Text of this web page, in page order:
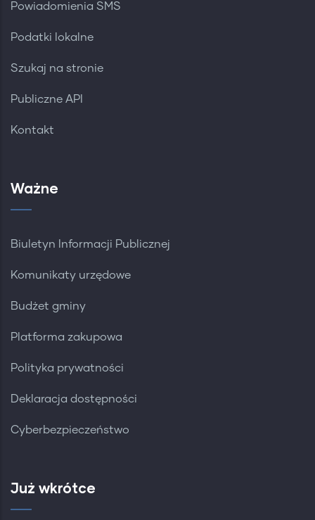
Powiadomienia SMS
Podatki lokalne
Szukaj na stronie
Publiczne API
Kontakt
Ważne
Biuletyn Informacji Publicznej
Komunikaty urzędowe
Budżet gminy
Platforma zakupowa
Polityka prywatności
Deklaracja dostępności
Cyberbezpieczeństwo
Już wkrótce